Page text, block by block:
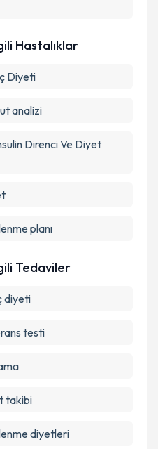
Hastalıklar
Diyeti
analizi
Direnci Ve Diyet
planı
Tedaviler
diyeti
testi
takibi
diyetleri